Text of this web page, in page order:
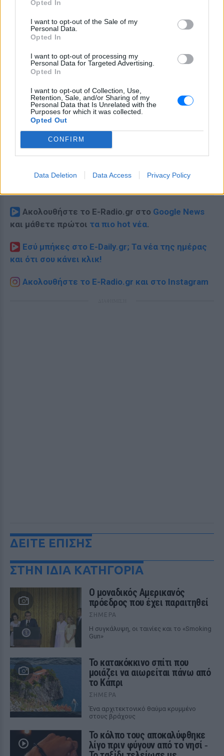
Opted In
I want to opt-out of the Sale of my
Personal Data.
Opted In
I want to opt-out of processing my
Personal Data for Targeted Advertising.
Opted In
I want to opt-out of Collection, Use,
Retention, Sale, and/or Sharing of my
Personal Data that Is Unrelated with the
Purposes for which it was collected.
Opted Out
CONFIRM
Data Deletion Data Access Privacy Policy
Ακολουθήστε το E-Radio.gr στο Google News
και μάθετε πρώτοι τα πιο hot νέα.
Εσύ μπήκες στο E-Daily.gr; Τα νέα της ημέρας
και ότι σου κάνει κλικ!
Ακολουθήστε το E-Radio.gr και στο Instagram
ΔΕΙΤΕ ΕΠΙΣΗΣ
ΣΤΗΝ ΙΔΙΑ ΚΑΤΗΓΟΡΙΑ
Ο μοναδικός Αμερικανός
πρόεδρος που έχει παραιτηθεί
ΣΉΜΕΡΑ
Η συγκάλυψη, οι ταινίες και το «Smoking
Gun»
Το κατακόκκινο σπίτι που
μοιάζει να αιωρείται πάνω από
το Κάπρι
ΣΉΜΕΡΑ
Ένα αρχιτεκτονικό θαύμα κρυμμένο
στους βράχους
Το κόλπο τους αποκαλύφθηκε
λίγο πριν φύγουν από το νησί ‑